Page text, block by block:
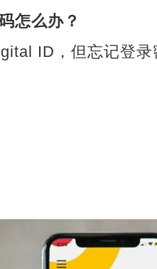
怎么办？
ID，但忘记登录